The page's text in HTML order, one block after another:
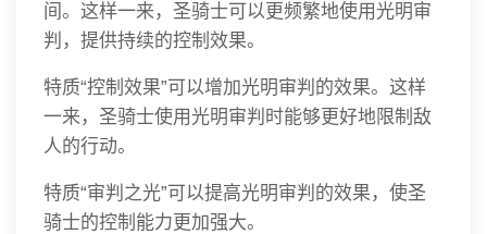
间。这样一来，圣骑士可以更频繁地使用光明审
判，提供持续的控制效果。
特质“控制效果”可以增加光明审判的效果。这样
一来，圣骑士使用光明审判时能够更好地限制敌
人的行动。
特质“审判之光”可以提高光明审判的效果，使圣
骑士的控制能力更加强大。